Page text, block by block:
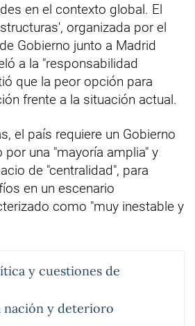
en el contexto global. El
organizada por el
Gobierno junto a Madrid
a la "responsabilidad
que la peor opción para
frente a la situación actual.
el país requiere un Gobierno
por una "mayoría amplia" y
de "centralidad", para
en un escenario
como "muy inestable y
y cuestiones de
nación y deterioro